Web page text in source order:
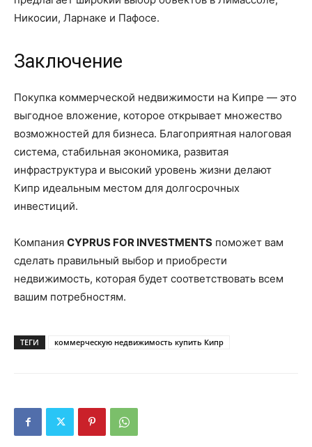
Никосии, Ларнаке и Пафосе.
Заключение
Покупка коммерческой недвижимости на Кипре — это
выгодное вложение, которое открывает множество
возможностей для бизнеса. Благоприятная налоговая
система, стабильная экономика, развитая
инфраструктура и высокий уровень жизни делают
Кипр идеальным местом для долгосрочных
инвестиций.
Компания CYPRUS FOR INVESTMENTS поможет вам
сделать правильный выбор и приобрести
недвижимость, которая будет соответствовать всем
вашим потребностям.
ТЕГИ коммерческую недвижимость купить Кипр